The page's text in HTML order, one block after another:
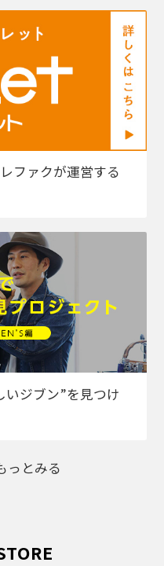
ファクが運営する
いジブン”を見つけ
っとみる